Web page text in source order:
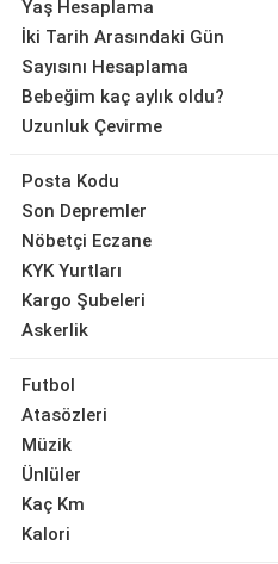
Yaş Hesaplama
İki Tarih Arasındaki Gün
Sayısını Hesaplama
Bebeğim kaç aylık oldu?
Uzunluk Çevirme
Posta Kodu
Son Depremler
Nöbetçi Eczane
KYK Yurtları
Kargo Şubeleri
Askerlik
Futbol
Atasözleri
Müzik
Ünlüler
Kaç Km
Kalori